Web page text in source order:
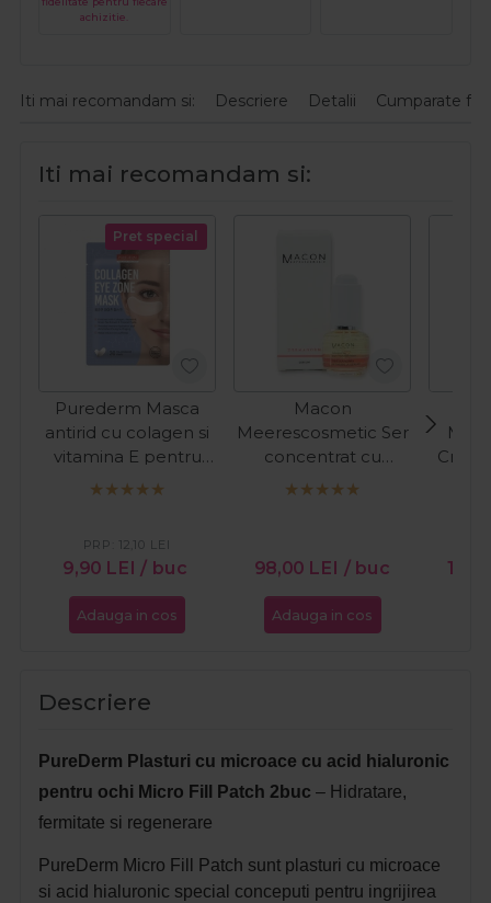
achizitie.
Iti mai recomandam si: Descriere Detalii Cumparate
Iti mai recomandam si:
Pret special
Purederm Masca
antirid cu colagen si
vitamina E pentru
ochi 30buc
9,90 LEI / buc
PRP: 12,10 LEI
Adauga in cos
Macon
Meerescosmetic Ser
concentrat cu
vitamina A
98,00 LEI / buc
Adauga in cos
Descriere
PureDerm Plasturi cu microace cu acid hialuronic
pentru ochi Micro Fill Patch 2buc – Hidratare,
fermitate si regenerare
PureDerm Micro Fill Patch sunt plasturi cu microace
si acid hialuronic special conceputi pentru ingrijirea